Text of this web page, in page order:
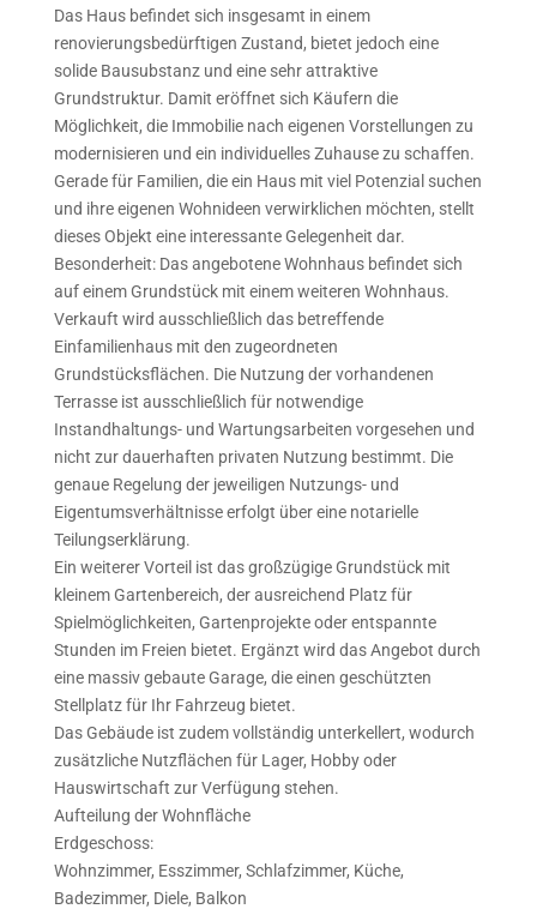
Das Haus befindet sich insgesamt in einem
renovierungsbedürftigen Zustand, bietet jedoch eine
solide Bausubstanz und eine sehr attraktive
Grundstruktur. Damit eröffnet sich Käufern die
Möglichkeit, die Immobilie nach eigenen Vorstellungen zu
modernisieren und ein individuelles Zuhause zu schaffen.
Gerade für Familien, die ein Haus mit viel Potenzial suchen
und ihre eigenen Wohnideen verwirklichen möchten, stellt
dieses Objekt eine interessante Gelegenheit dar.
Besonderheit: Das angebotene Wohnhaus befindet sich
auf einem Grundstück mit einem weiteren Wohnhaus.
Verkauft wird ausschließlich das betreffende
Einfamilienhaus mit den zugeordneten
Grundstücksflächen. Die Nutzung der vorhandenen
Terrasse ist ausschließlich für notwendige
Instandhaltungs- und Wartungsarbeiten vorgesehen und
nicht zur dauerhaften privaten Nutzung bestimmt. Die
genaue Regelung der jeweiligen Nutzungs- und
Eigentumsverhältnisse erfolgt über eine notarielle
Teilungserklärung.
Ein weiterer Vorteil ist das großzügige Grundstück mit
kleinem Gartenbereich, der ausreichend Platz für
Spielmöglichkeiten, Gartenprojekte oder entspannte
Stunden im Freien bietet. Ergänzt wird das Angebot durch
eine massiv gebaute Garage, die einen geschützten
Stellplatz für Ihr Fahrzeug bietet.
Das Gebäude ist zudem vollständig unterkellert, wodurch
zusätzliche Nutzflächen für Lager, Hobby oder
Hauswirtschaft zur Verfügung stehen.
Aufteilung der Wohnfläche
Erdgeschoss:
Wohnzimmer, Esszimmer, Schlafzimmer, Küche,
Badezimmer, Diele, Balkon